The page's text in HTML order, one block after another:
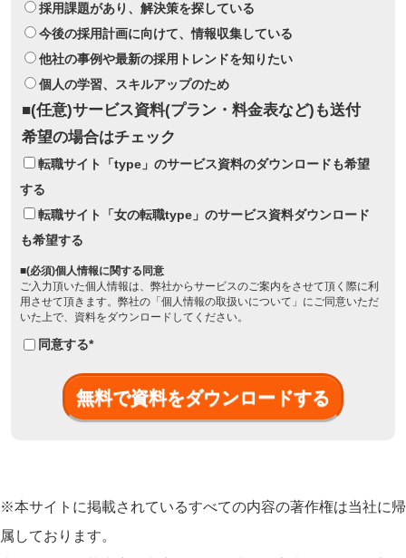
採用課題があり、解決策を探している
今後の採用計画に向けて、情報収集している
他社の事例や最新の採用トレンドを知りたい
個人の学習、スキルアップのため
■(任意)サービス資料(プラン・料金表など)も送付
希望の場合はチェック
転職サイト「type」のサービス資料のダウンロードも希望
する
転職サイト「女の転職type」のサービス資料ダウンロード
も希望する
■(必須)個人情報に関する同意
ご入力頂いた個人情報は、弊社からサービスのご案内をさせて頂く際に利
用させて頂きます。弊社の「 個人情報の取扱いについて 」にご同意いただ
いた上で、資料をダウンロードしてください。
同意する*
※本サイトに掲載されているすべての内容の著作権は当社に帰
属しております。